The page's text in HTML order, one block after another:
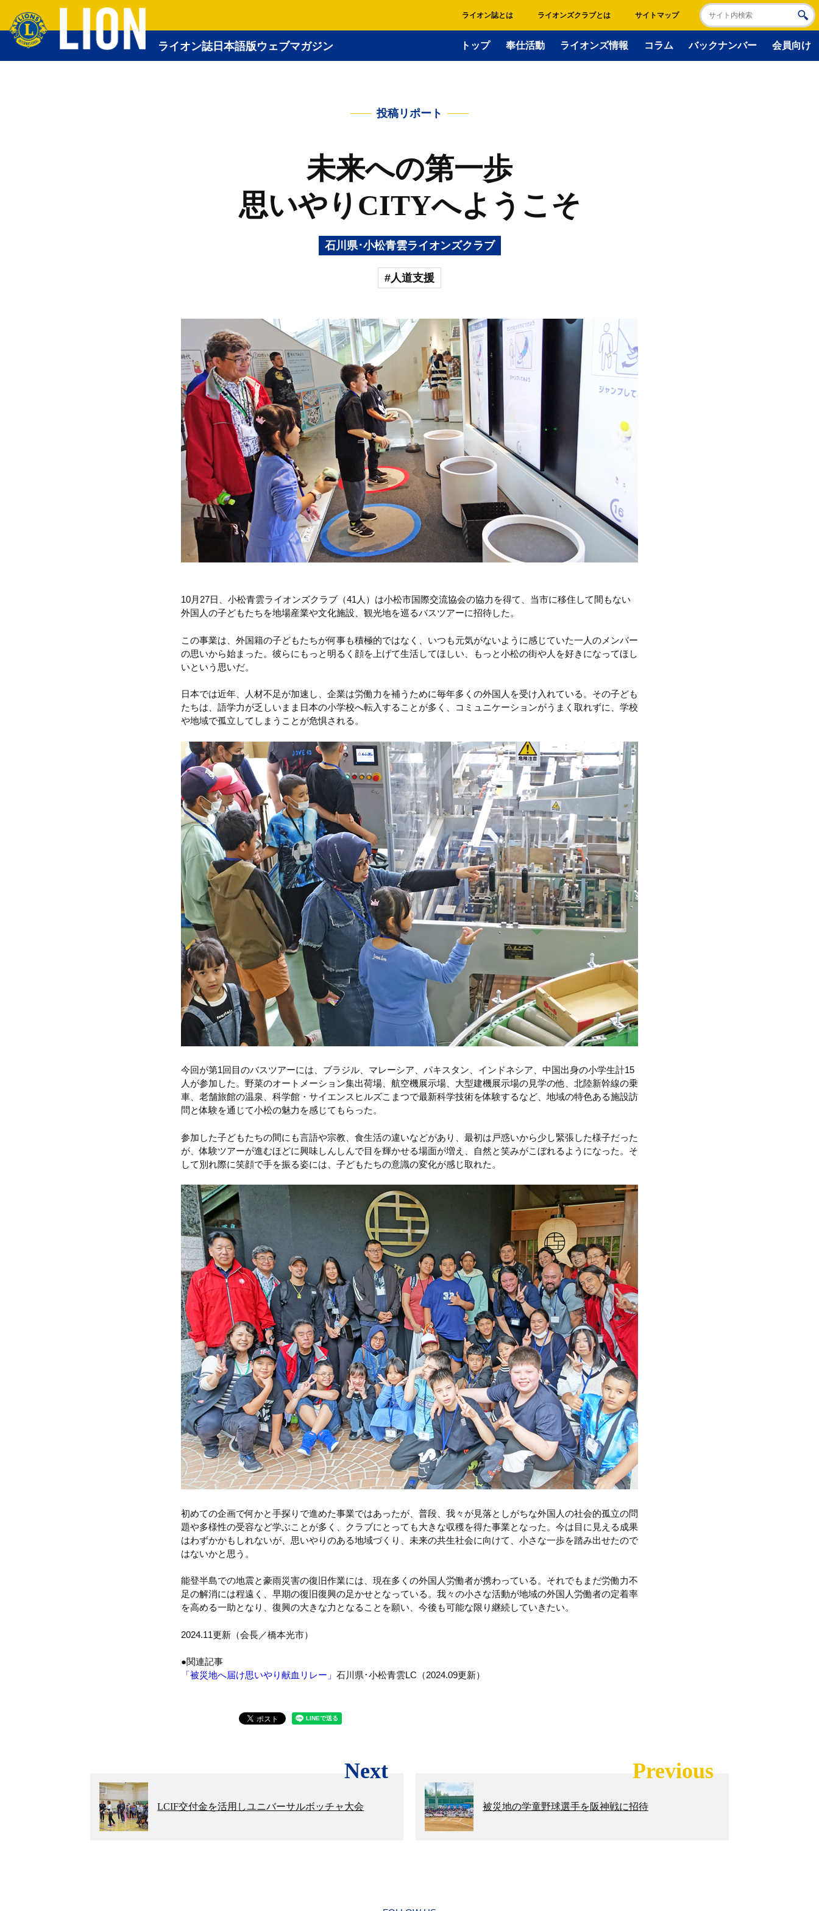
ライオン誌日本語版ウェブマガジン
ライオン誌とは ライオンズクラブとは サイトマップ
トップ 奉仕活動 ライオンズ情報 コラム バックナンバー 会員向け
投稿リポート
未来への第一歩
思いやりCITYへようこそ
石川県･小松青雲ライオンズクラブ
#人道支援
10月27日、小松青雲ライオンズクラブ（41人）は小松市国際交流協会の協力を得て、当市に移住して間もない
外国人の子どもたちを地場産業や文化施設、観光地を巡るバスツアーに招待した。
この事業は、外国籍の子どもたちが何事も積極的ではなく、いつも元気がないように感じていた一人のメンバー
の思いから始まった。彼らにもっと明るく顔を上げて生活してほしい、もっと小松の街や人を好きになってほし
いという思いだ。
日本では近年、人材不足が加速し、企業は労働力を補うために毎年多くの外国人を受け入れている。その子ども
たちは、語学力が乏しいまま日本の小学校へ転入することが多く、コミュニケーションがうまく取れずに、学校
や地域で孤立してしまうことが危惧される。
今回が第1回目のバスツアーには、ブラジル、マレーシア、パキスタン、インドネシア、中国出身の小学生計15
人が参加した。野菜のオートメーション集出荷場、航空機展示場、大型建機展示場の見学の他、北陸新幹線の乗
車、老舗旅館の温泉、科学館・サイエンスヒルズこまつで最新科学技術を体験するなど、地域の特色ある施設訪
問と体験を通じて小松の魅力を感じてもらった。
参加した子どもたちの間にも言語や宗教、食生活の違いなどがあり、最初は戸惑いから少し緊張した様子だった
が、体験ツアーが進むほどに興味しんしんで目を輝かせる場面が増え、自然と笑みがこぼれるようになった。そ
して別れ際に笑顔で手を振る姿には、子どもたちの意識の変化が感じ取れた。
初めての企画で何かと手探りで進めた事業ではあったが、普段、我々が見落としがちな外国人の社会的孤立の問
題や多様性の受容など学ぶことが多く、クラブにとっても大きな収穫を得た事業となった。今は目に見える成果
はわずかかもしれないが、思いやりのある地域づくり、未来の共生社会に向けて、小さな一歩を踏み出せたので
はないかと思う。
能登半島での地震と豪雨災害の復旧作業には、現在多くの外国人労働者が携わっている。それでもまだ労働力不
足の解消には程遠く、早期の復旧復興の足かせとなっている。我々の小さな活動が地域の外国人労働者の定着率
を高める一助となり、復興の大きな力となることを願い、今後も可能な限り継続していきたい。
2024.11更新（会長／橋本光市）
●関連記事
「被災地へ届け思いやり献血リレー」 石川県･小松青雲LC（2024.09更新）
Next
LCIF交付金を活用しユニバーサルボッチャ大会
Previous
被災地の学童野球選手を阪神戦に招待